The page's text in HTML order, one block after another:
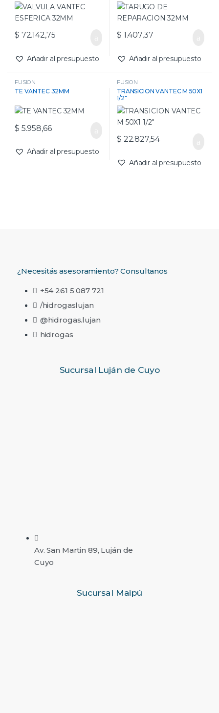
$ 72.142,75
Añadir al presupuesto
$ 1.407,37
Añadir al presupuesto
FUSION
TE VANTEC 32MM
$ 5.958,66
Añadir al presupuesto
FUSION
TRANSICION VANTEC M 50X1
1/2″
$ 22.827,54
Añadir al presupuesto
¿Necesitás asesoramiento? Consultanos
+54 261 5 087 721
/hidrogaslujan
@hidrogas.lujan
hidrogas
Sucursal Luján de Cuyo
Av. San Martin 89, Luján de
Cuyo
Sucursal Maipú